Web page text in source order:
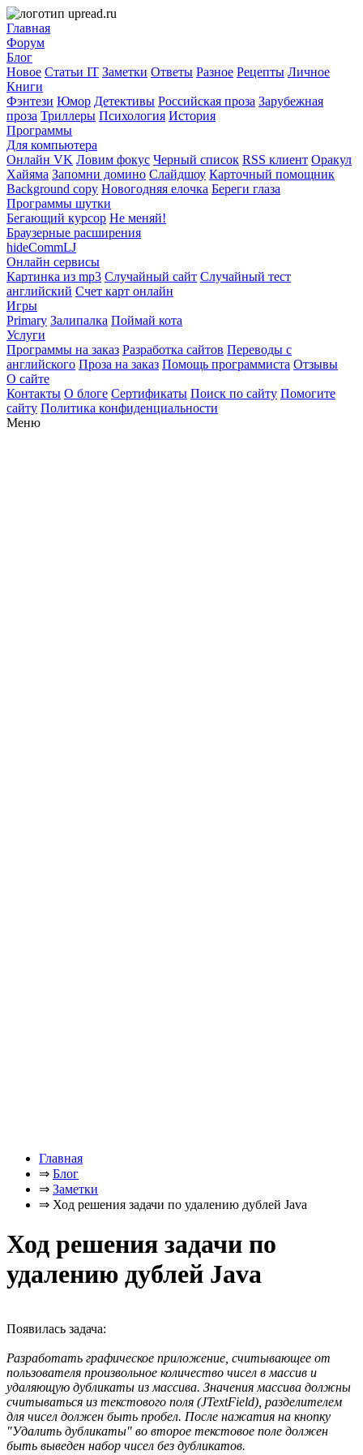
Главная
Форум
Блог
Новое Статьи IT Заметки Ответы Разное Рецепты Личное
Книги
Фэнтези Юмор Детективы Российская проза Зарубежная
проза Триллеры Психология История
Программы
Для компьютера
Онлайн VK Ловим фокус Черный список RSS клиент Оракул
Хайяма Запомни домино Слайдшоу Карточный помощник
Background copy Новогодняя елочка Береги глаза
Программы шутки
Бегающий курсор Не меняй!
Браузерные расширения
hideCommLJ
Онлайн сервисы
Картинка из mp3 Случайный сайт Случайный тест
английский Счет карт онлайн
Игры
Primary Залипалка Поймай кота
Услуги
Программы на заказ Разработка сайтов Переводы с
английского Проза на заказ Помощь программиста Отзывы
О сайте
Контакты О блоге Сертификаты Поиск по сайту Помогите
сайту Политика конфиденциальности
Меню
Главная
⇒ Блог
⇒ Заметки
⇒ Ход решения задачи по удалению дублей Java
Ход решения задачи по
удалению дублей Java
Появилась задача:
Разработать графическое приложение, считывающее от
пользователя произвольное количество чисел в массив и
удаляющую дубликаты из массива. Значения массива должны
считываться из текстового поля (JTextField), разделителем
для чисел должен быть пробел. После нажатия на кнопку
"Удалить дубликаты" во второе текстовое поле должен
быть выведен набор чисел без дубликатов.